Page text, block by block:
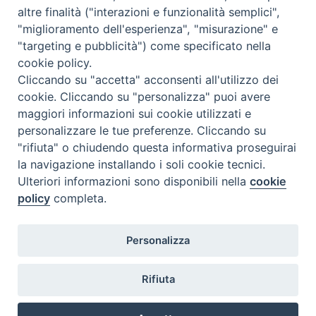
Diocesi
di Como
Diocesi di Como | piazza Grimoldi, 5
Riproduzione solo con permesso.
Iscriviti alla Newsletter
altre finalità ("interazioni e funzionalità semplici",
"miglioramento dell'esperienza", "misurazione" e
"targeting e pubblicità") come specificato nella
cookie policy.
Cliccando su "accetta" acconsenti all'utilizzo dei
cookie. Cliccando su "personalizza" puoi avere
maggiori informazioni sui cookie utilizzati e
personalizzare le tue preferenze. Cliccando su
"rifiuta" o chiudendo questa informativa proseguirai
la navigazione installando i soli cookie tecnici.
Ulteriori informazioni sono disponibili nellacookie
policy completa.
Personalizza
Rifiuta